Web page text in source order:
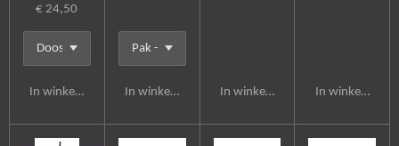
€ 24,50
In winkelwagen In winkelwagen In winkelwagen In winkelwagen